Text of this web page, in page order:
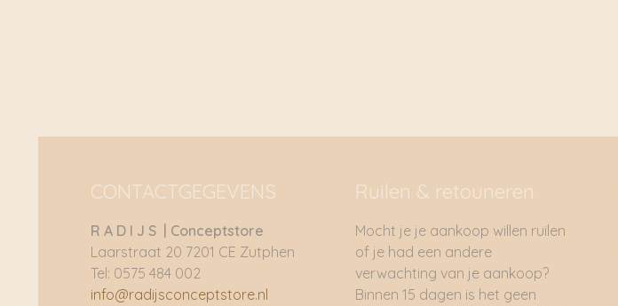
CONTACTGEGEVENS
R A D I J S | Conceptstore
Laarstraat 20 7201 CE Zutphen
Tel: 0575 484 002
info@radijsconceptstore.nl
Ruilen & retouneren
Mocht je je aankoop willen ruilen
of je had een andere
verwachting van je aankoop?
Binnen 15 dagen is het geen